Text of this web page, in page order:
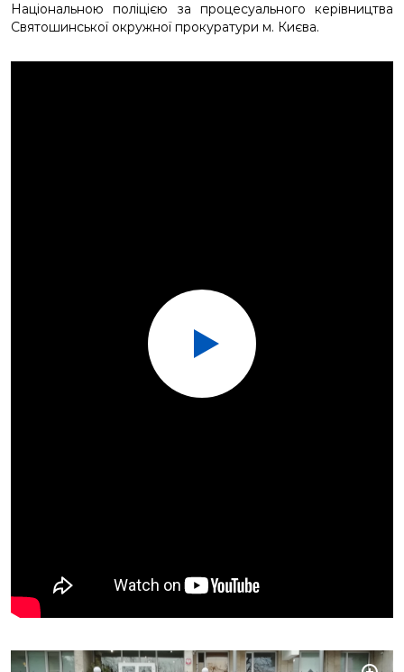
Національною поліцією за процесуального керівництва
Святошинської окружної прокуратури м. Києва.